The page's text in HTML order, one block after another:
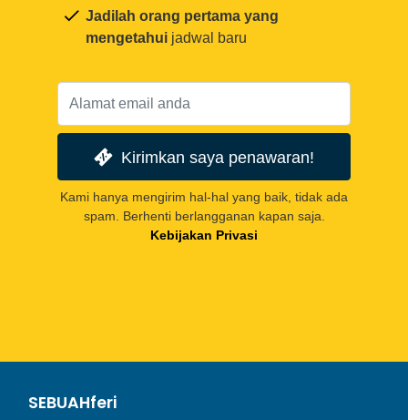
Jadilah orang pertama yang
mengetahui jadwal baru
Kirimkan saya penawaran!
Kami hanya mengirim hal-hal yang baik, tidak ada
spam. Berhenti berlangganan kapan saja.
Kebijakan Privasi
SEBUAHferi